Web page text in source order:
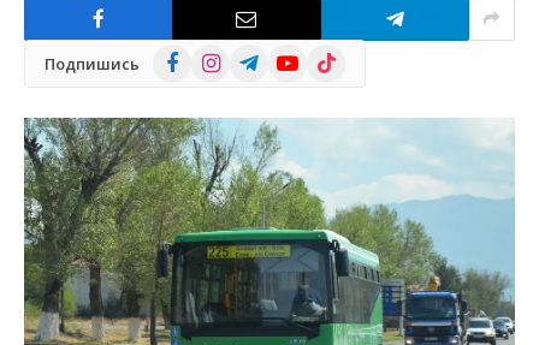
Подпишись FacebookInstagramTelegramYouTube
TikTok